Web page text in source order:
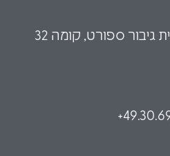
דרך מנחם בגין 7 בית גיבור ספורט, קומה 32